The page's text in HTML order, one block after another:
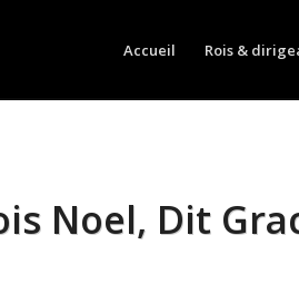
Accueil Rois &
Noel, Dit